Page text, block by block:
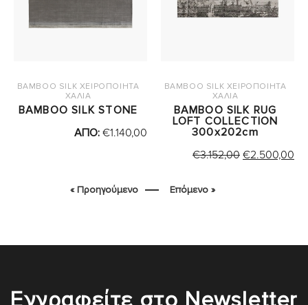
BAMBOO SILK ΧΕΙΡΟΠΟΙΗΤΑ
ΧΑΛΙΑ
BAMBOO SILK STONE
ΑΠΟ: €1.140,00
BAMBOO SILK ΧΕΙΡΟΠΟΙΗΤΑ
ΧΑΛΙΑ
BAMBOO SILK RUG
LOFT COLLECTION
300x202cm
€3.152,00 ORIGINAL
€2.500,00
« Προηγούμενο Επόμενο »